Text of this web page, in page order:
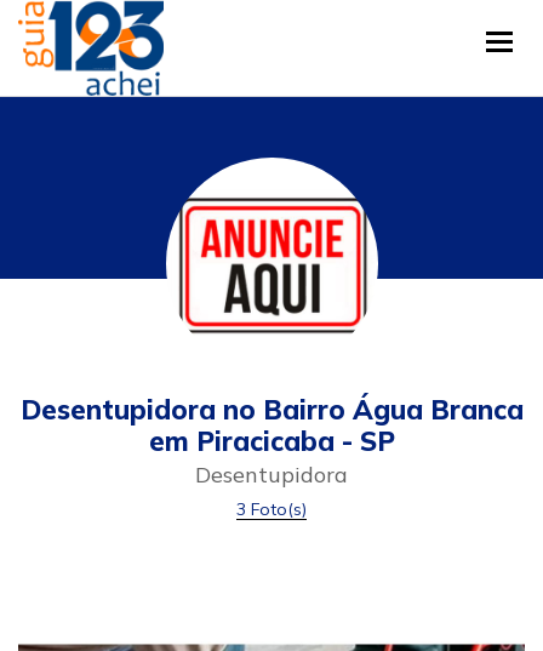
Desentupidora no Bairro Água Branca
em Piracicaba - SP
Desentupidora
3 Foto(s)